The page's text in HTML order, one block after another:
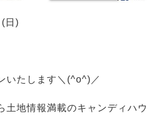
日)
いたします＼(^o^)／
土地情報満載のキャンディハウ